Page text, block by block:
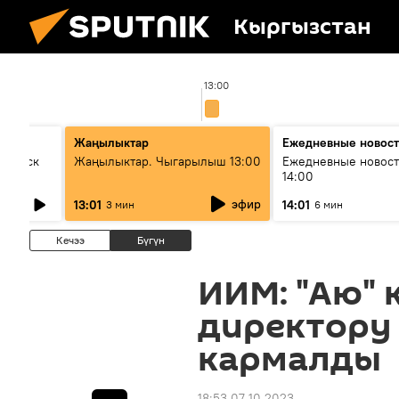
Кыргызстан
13:00
Жаңылыктар
Жаңылыктар. Чыгарылыш 13:00
13:01 3 мин эфир
Ежедневные
Ежедневные
14:00
14:01 6 мин
Кечээ Бүгүн
ИИМ: "Аю"
кармалды